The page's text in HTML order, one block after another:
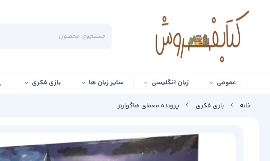
عمومی زبان انگلیسی سایر زبان ها بازی فکری
خانه بازی فکری پرونده معمای هاگوارتز